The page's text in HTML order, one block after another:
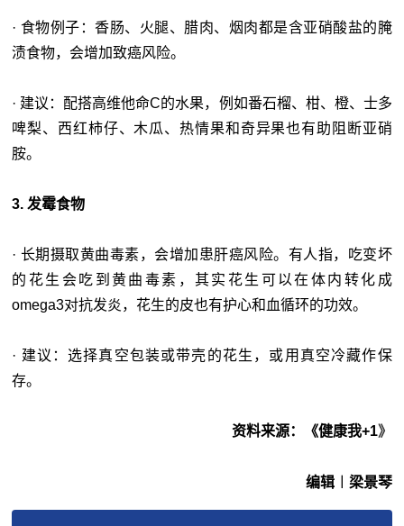
· 食物例子：香肠、火腿、腊肉、烟肉都是含亚硝酸盐的腌
渍食物，会增加致癌风险。
· 建议：配搭高维他命C的水果，例如番石榴、柑、橙、士多
啤梨、西红柿仔、木瓜、热情果和奇异果也有助阻断亚硝
胺。
3. 发霉食物
· 长期摄取黄曲毒素，会增加患肝癌风险。有人指，吃变坏
的花生会吃到黄曲毒素，其实花生可以在体内转化成
omega3对抗发炎，花生的皮也有护心和血循环的功效。
· 建议：选择真空包装或带壳的花生，或用真空冷藏作保
存。
资料来源： 《健康我+1》
编辑︱梁景琴